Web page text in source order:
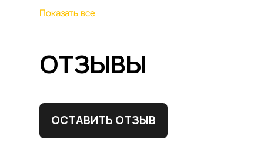
Показать все
ОТЗЫВЫ
ОСТАВИТЬ ОТЗЫВ